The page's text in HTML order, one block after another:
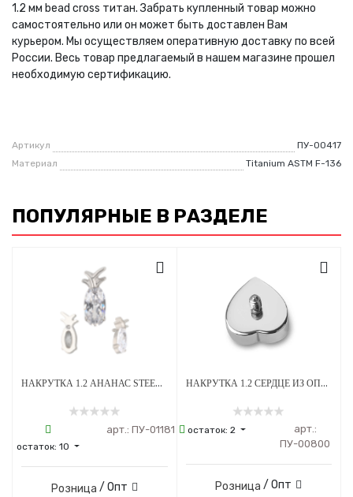
1.2 мм bead cross титан. Забрать купленный товар можно
самостоятельно или он может быть доставлен Вам
курьером. Мы осуществляем оперативную доставку по всей
России. Весь товар предлагаемый в нашем магазине прошел
необходимую сертификацию.
Артикул
ПУ-00417
Материал
Titanium ASTM F-136
ПОПУЛЯРНЫЕ В РАЗДЕЛЕ
НАКРУТКА 1.2 АНАНАС STEEL CRYSTAL ТИТАН
остаток: 10
арт.: ПУ-01181
Розница / Опт
НАКРУТКА 1.2 СЕРДЦЕ ИЗ ОПАЛА OP-08 ТИТАН
остаток: 2
арт.:
ПУ-00800
Розница / Опт